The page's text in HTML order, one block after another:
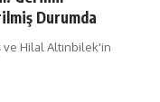
Durumda
ve Hilal Altınbilek'in